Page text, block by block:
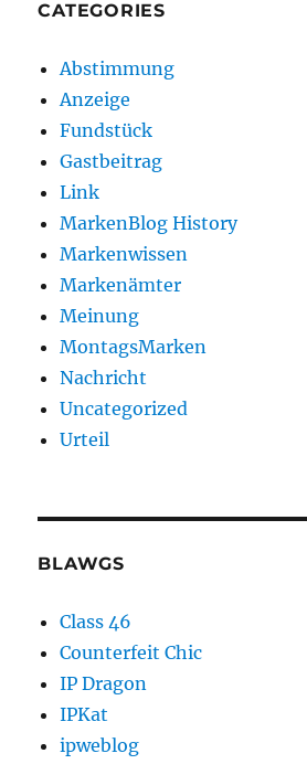
CATEGORIES
Abstimmung
Anzeige
Fundstück
Gastbeitrag
Link
MarkenBlog History
Markenwissen
Markenämter
Meinung
MontagsMarken
Nachricht
Uncategorized
Urteil
BLAWGS
Class 46
Counterfeit Chic
IP Dragon
IPKat
ipweblog